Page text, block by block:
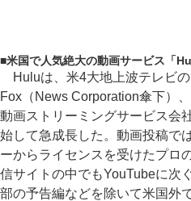
■米国で人気絶大の動画サービス「
Huluは、米4大地上波テレビの
Fox（News Corporation傘下）
動画ストリーミングサービス会
始して急成長した。動画投稿で
ーからライセンスを受けたプロ
信サイトの中でもYouTubeに次
部の予告編などを除いて米国外